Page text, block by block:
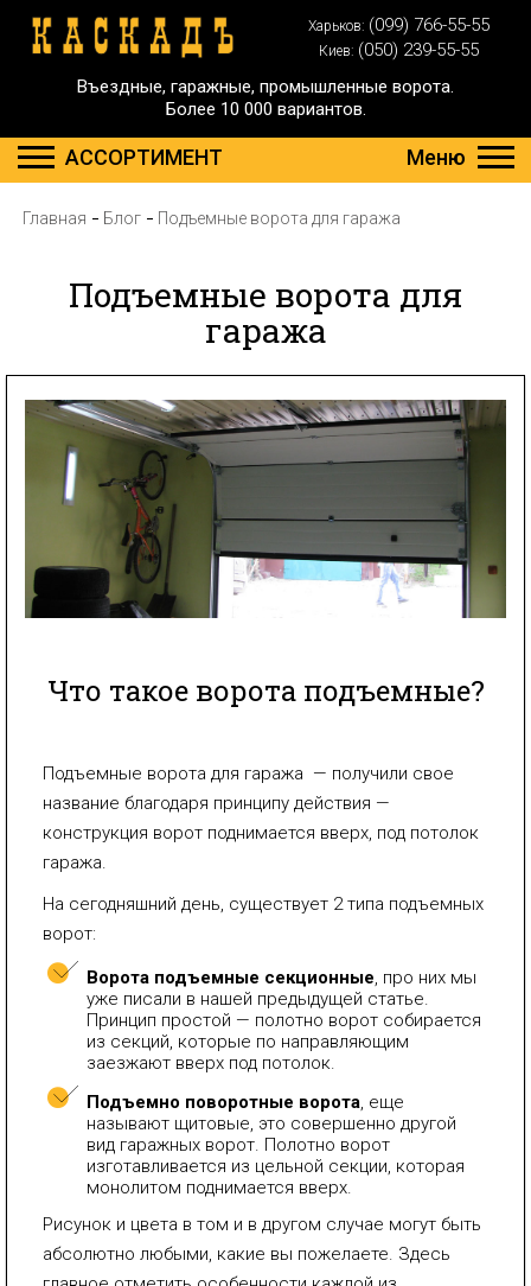
Харьков: (099) 766-55-55
Киев: (050) 239-55-55
Въездные, гаражные, промышленные ворота.
Более 10 000 вариантов.
АССОРТИМЕНТ Меню
Главная Блог Подъемные ворота для гаража
Подъемные ворота для
гаража
Что такое ворота подъемные?
Подъемные ворота для гаража — получили свое
название благодаря принципу действия —
конструкция ворот поднимается вверх, под потолок
гаража.
На сегодняшний день, существует 2 типа подъемных
ворот:
Ворота подъемные секционные, про них мы
уже писали в нашей предыдущей статье.
Принцип простой — полотно ворот собирается
из секций, которые по направляющим
заезжают вверх под потолок.
Подъемно поворотные ворота, еще
называют щитовые, это совершенно другой
вид гаражных ворот. Полотно ворот
изготавливается из цельной секции, которая
монолитом поднимается вверх.
Рисунок и цвета в том и в другом случае могут быть
абсолютно любыми, какие вы пожелаете. Здесь